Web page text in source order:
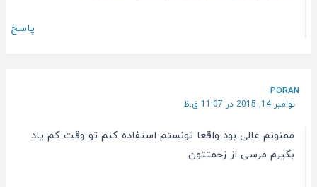
پاسخ
PORAN
نوامبر 14, 2015 در 11:07 ق.ظ
ممنونم عالی بود واقعا تونستم استفاده کنم تو وقت کم یاد
بگیرم مرسی از زحمتتون